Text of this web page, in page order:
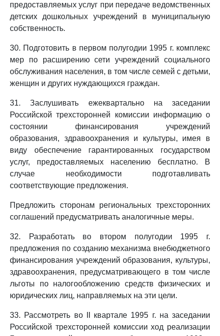
предоставляемых услуг при передаче ведомственных
детских дошкольных учреждений в муниципальную
собственность.
30. Подготовить в первом полугодии 1995 г. комплекс
мер по расширению сети учреждений социального
обслуживания населения, в том числе семей с детьми,
женщин и других нуждающихся граждан.
31. Заслушивать ежеквартально на заседании
Российской трехсторонней комиссии информацию о
состоянии финансирования учреждений
образования, здравоохранения и культуры, имея в
виду обеспечение гарантированных государством
услуг, предоставляемых населению бесплатно. В
случае необходимости подготавливать
соответствующие предложения.
Предложить сторонам региональных трехсторонних
соглашений предусматривать аналогичные меры.
32. Разработать во втором полугодии 1995 г.
предложения по созданию механизма внебюджетного
финансирования учреждений образования, культуры,
здравоохранения, предусматривающего в том числе
льготы по налогообложению средств физических и
юридических лиц, направляемых на эти цели.
33. Рассмотреть во II квартале 1995 г. на заседании
Российской трехсторонней комиссии ход реализации